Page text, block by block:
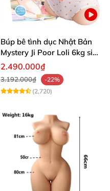
Búp bê tình dục Nhật Bản
Mystery Ji Poor Loli 6kg siêu
thực
2.490.000₫
3.192.000₫
-22%
(2,720)